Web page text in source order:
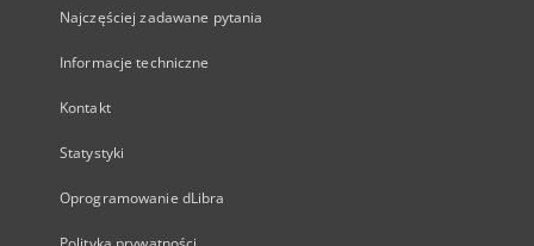
Najczęściej zadawane pytania
Informacje techniczne
Kontakt
Statystyki
Oprogramowanie dLibra